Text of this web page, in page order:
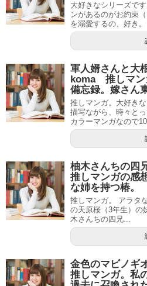
大好きなシリーズで
ンがあるのがお約束
を溺愛するの、好き
軍人婿さんと大
koma 推しマン
備忘録。嫁さん
推しマンガ。大好き
描写ながら、時々と
カラーマンガなので
柚木さんちの
推しマンガの感
な姉を持つ椿。
推しマンガ。 アラタ
の天原桜（3年生）の
木さんちの四兄...
金色のマビノ
推しマンガ。私